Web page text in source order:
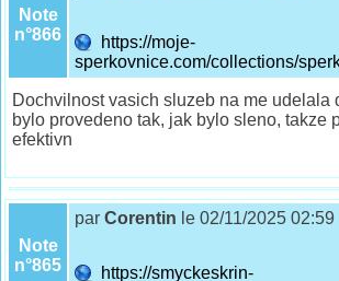
Note
n°866
https://moje-
sperkovnice.com/collections/
Dochvilnost vasich sluzeb na me udelala
bylo provedeno tak, jak bylo sleno, takze
efektivn
Note
n°865
parCorentin le 02/11/2025 02:59
https://smyckeskrin-